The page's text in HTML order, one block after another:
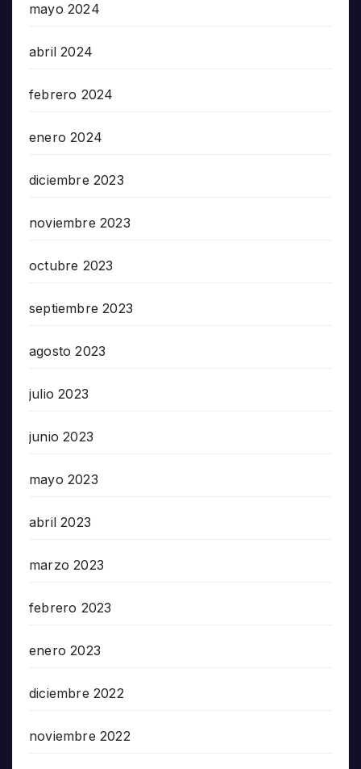
mayo 2024
abril 2024
febrero 2024
enero 2024
diciembre 2023
noviembre 2023
octubre 2023
septiembre 2023
agosto 2023
julio 2023
junio 2023
mayo 2023
abril 2023
marzo 2023
febrero 2023
enero 2023
diciembre 2022
noviembre 2022